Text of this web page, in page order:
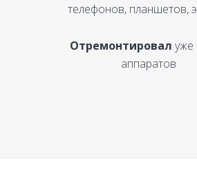
телефонов, планшетов,
Отремонтировал уже
аппаратов